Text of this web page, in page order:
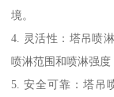
境。
4. 灵活性：塔吊喷
喷淋范围和喷淋强度
5. 安全可靠：塔吊